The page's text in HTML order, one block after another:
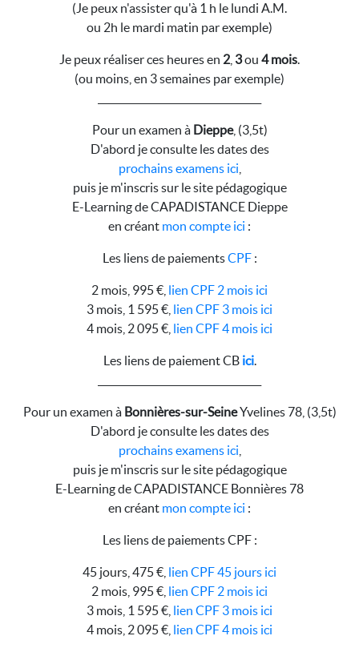
(Je peux n'assister qu'à 1 h le lundi A.M.
ou 2h le mardi matin par exemple)
Je peux réaliser ces heures en 2 3ou 4 mois.
(ou moins, en 3 semaines par exemple)
Pour un examen à Dieppe, (3,5t)
D'abord je consulte les dates des
prochains examens ici
puis je m'inscris sur le site pédagogique
E-Learning de CAPADISTANCE Dieppe
en créant mon compte ici :
Les liens de paiementsCPF:
2 mois, 995 €, lien CPF 2 mois ici
3 mois, 1 595 €, lien CPF 3 mois ici
4 mois, 2 095 €, lien CPF 4 mois ici
Les liens de paiement CB ici.
Pour un examen à Bonnières-sur-SeineYvelines 78, (3,5t)
D'abord je consulte les dates des
prochains examens ici
puis je m'inscris sur le site pédagogique
E-Learning de CAPADISTANCE Bonnières 78
en créant mon compte ici :
Les liens de paiements CPF :
45 jours, 475 €, lien CPF 45 jours ici
2 mois, 995 €, lien CPF 2 mois ici
3 mois, 1 595 €, lien CPF 3 mois ici
4 mois, 2 095 €, lien CPF 4 mois ici